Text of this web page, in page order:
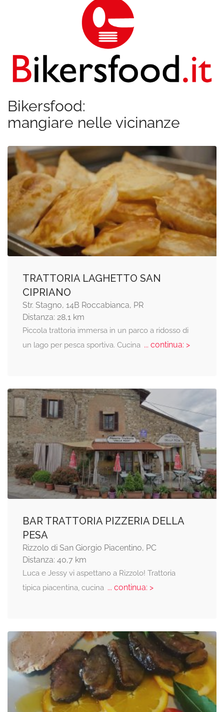
Bikersfood:
mangiare nelle vicinanze
TRATTORIA LAGHETTO SAN
CIPRIANO
Str. Stagno, 14B Roccabianca, PR
Distanza: 28,1 km
Piccola trattoria immersa in un parco a ridosso di
un lago per pesca sportiva. Cucina... continua: >
BAR TRATTORIA PIZZERIA DELLA
PESA
Rizzolo di San Giorgio Piacentino, PC
Distanza: 40,7 km
Luca e Jessy vi aspettano a Rizzolo! Trattoria
tipica piacentina, cucina... continua: >